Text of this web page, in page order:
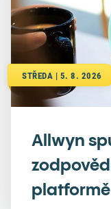
STŘEDA | 5. 8. 2026
Allwyn